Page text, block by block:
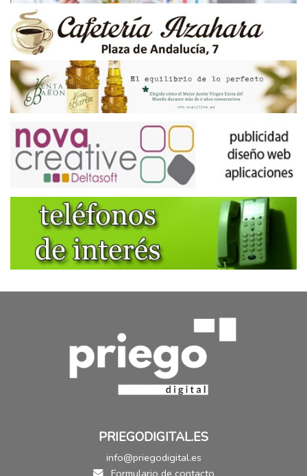
PRIEGODIGITAL.ES
info@priegodigital.es
Formulario de contacto